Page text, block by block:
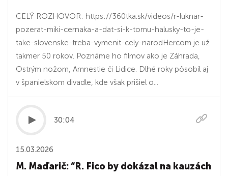
CELÝ ROZHOVOR: https://360tka.sk/videos/r-luknar-
pozerat-miki-cernaka-a-dat-si-k-tomu-halusky-to-je-
take-slovenske-treba-vymenit-cely-narodHercom je už
takmer 50 rokov. Poznáme ho filmov ako je Záhrada,
Ostrým nožom, Amnestie či Lidice. Dlhé roky pôsobil aj
v španielskom divadle, kde však prišiel o...
30:04
15.03.2026
M. Maďarič: “R. Fico by dokázal na kauzách